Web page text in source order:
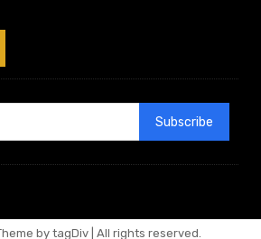
Subscribe
by tagDiv | All rights reserved.